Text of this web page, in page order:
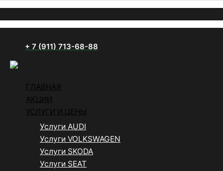
+ 7 (911) 713-68-88
ГЛАВНАЯ
АКЦИИ
УСЛУГИ И ЦЕНЫ
Услуги AUDI
Услуги VOLKSWAGEN
Услуги SKODA
Услуги SEAT